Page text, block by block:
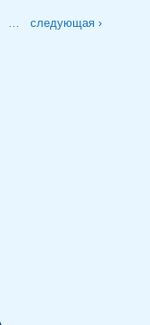
следующая ›